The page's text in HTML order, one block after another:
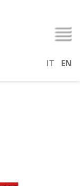
IT EN